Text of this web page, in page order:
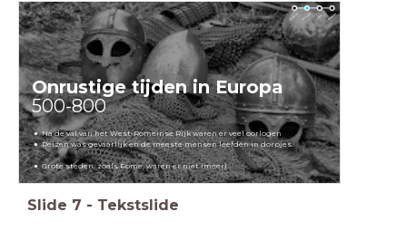
Onrustige tijdenin Europa
500-800
Na de val van het West-Romeinse Rijk waren er veel oorlogen
Reizen was gevaarlijk en de meeste mensen leefden in dorpjes.
Grote steden, zoals Rome, waren er niet (meer)
Slide 7 - Tekstslide